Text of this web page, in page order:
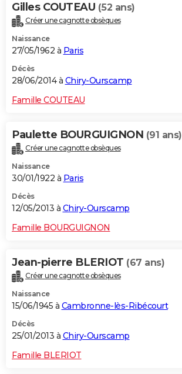
Gilles COUTEAU (52 ans)
Créer une cagnotte obsèques
Naissance
27/05/1962 à Paris
Décès
28/06/2014 à Chiry-Ourscamp
Famille COUTEAU
Paulette BOURGUIGNON (91 ans)
Créer une cagnotte obsèques
Naissance
30/01/1922 à Paris
Décès
12/05/2013 à Chiry-Ourscamp
Famille BOURGUIGNON
Jean-pierre BLERIOT (67 ans)
Créer une cagnotte obsèques
Naissance
15/06/1945 à Cambronne-lès-Ribécourt
Décès
25/01/2013 à Chiry-Ourscamp
Famille BLERIOT